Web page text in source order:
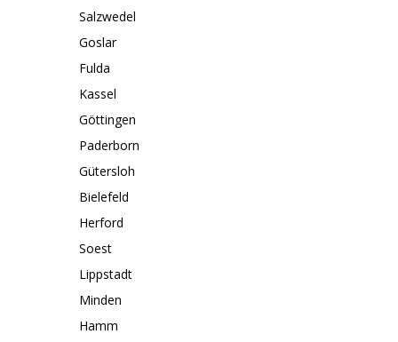
Salzwedel
Goslar
Fulda
Kassel
Göttingen
Paderborn
Gütersloh
Bielefeld
Herford
Soest
Lippstadt
Minden
Hamm